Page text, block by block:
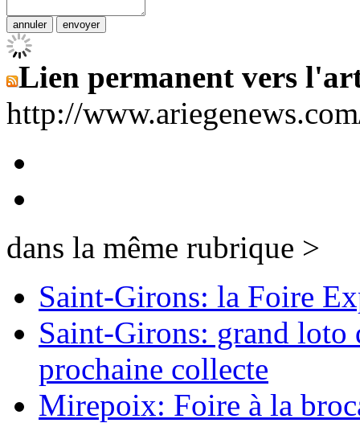
Lien permanent vers
http://
dans la même rubrique >
Saint-Girons: la Foire
Saint-Girons: grand loto
prochaine collecte
Mirepoix: Foire à la